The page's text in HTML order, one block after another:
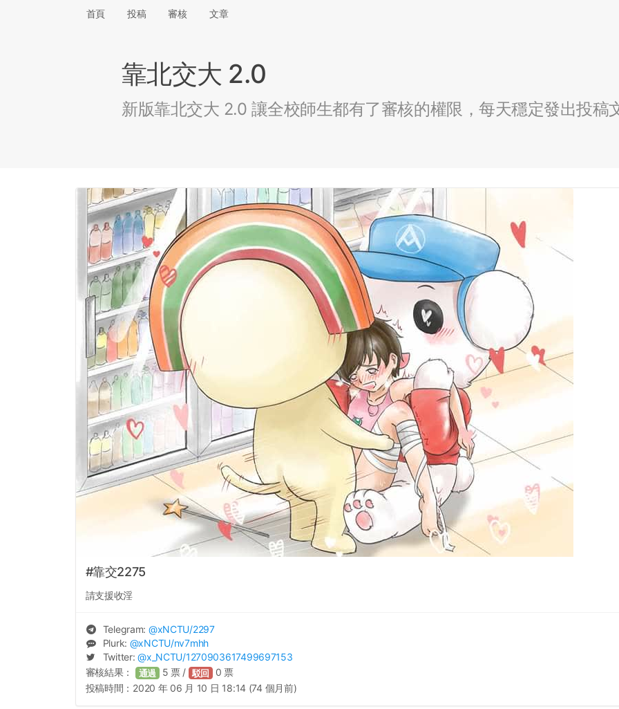
首頁 投稿 審核 文章
靠北交大 2.0
新版靠北交大 2.0 讓全校師生都有了審核的權限，每天穩定發出投稿
#靠交2275
請支援收淫
Telegram: @xNCTU/2297
Plurk: @xNCTU/nv7mhh
Twitter:@x_NCTU/1270903617499697153
審核結果： 通過 5 票 / 駁回 0 票
投稿時間： 2020 年 06 月 10 日 18:14 (74 個月前)